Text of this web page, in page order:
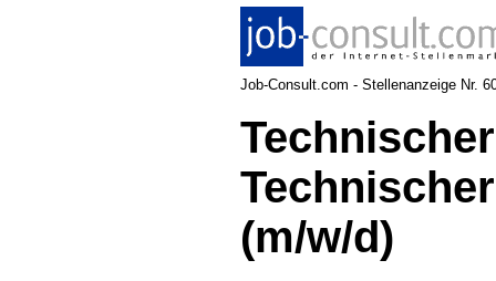
Job-Consult.com - Stellenanzeige Nr.
(m/w/d)